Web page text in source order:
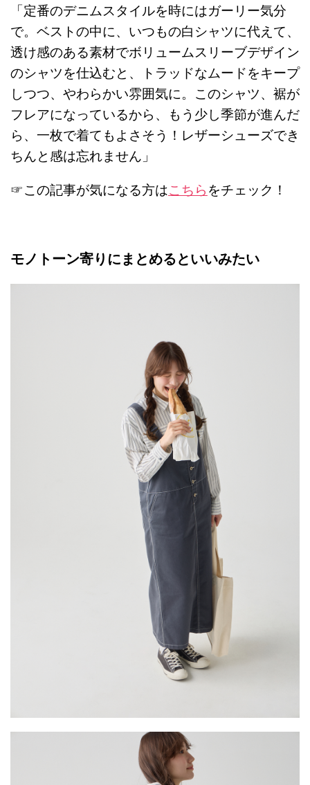
「定番のデニムスタイルを時にはガーリー気分
で。ベストの中に、いつもの白シャツに代えて、
透け感のある素材でボリュームスリーブデザイン
のシャツを仕込むと、トラッドなムードをキープ
しつつ、やわらかい雰囲気に。このシャツ、裾が
フレアになっているから、もう少し季節が進んだ
ら、一枚で着てもよさそう！レザーシューズでき
ちんと感は忘れません」
☞この記事が気になる方はこちらをチェック！
モノトーン寄りにまとめるといいみたい